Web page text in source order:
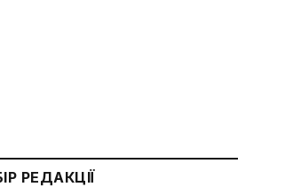
РЕДАКЦІЇ